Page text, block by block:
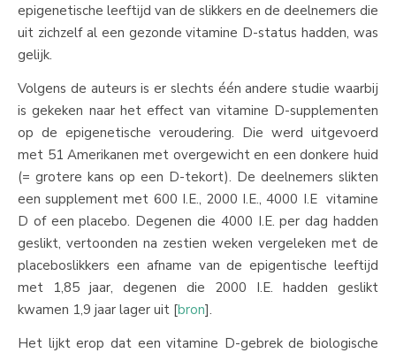
epigenetische leeftijd van de slikkers en de deelnemers die
uit zichzelf al een gezonde vitamine D-status hadden, was
gelijk.
Volgens de auteurs is er slechts één andere studie waarbij
is gekeken naar het effect van vitamine D-supplementen
op de epigenetische veroudering. Die werd uitgevoerd
met 51 Amerikanen met overgewicht en een donkere huid
(= grotere kans op een D-tekort). De deelnemers slikten
een supplement met 600 I.E., 2000 I.E., 4000 I.E vitamine
D of een placebo. Degenen die 4000 I.E. per dag hadden
geslikt, vertoonden na zestien weken vergeleken met de
placeboslikkers een afname van de epigentische leeftijd
met 1,85 jaar, degenen die 2000 I.E. hadden geslikt
kwamen 1,9 jaar lager uit [bron].
Het lijkt erop dat een vitamine D-gebrek de biologische